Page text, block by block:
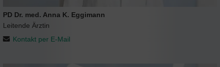
PD Dr. med. Anna K. Eggimann
Leitende Ärztin
Kontakt per E-Mail